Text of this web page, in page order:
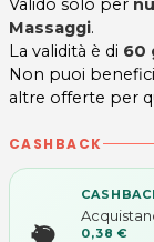
Valido solo per
Massaggi.
La validità è di 60
Non puoi
altre offerte per
CASHBACK
0,38 €